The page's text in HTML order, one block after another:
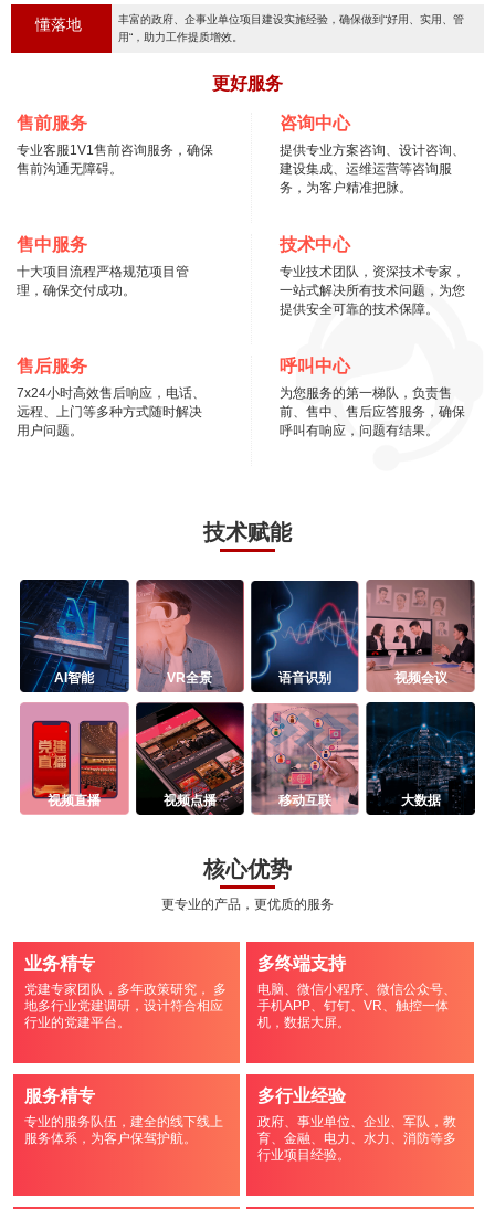
懂落地
丰富的政府、企事业单位项目建设实施经验，确保做到“好用、实用、管
用“，助力工作提质增效。
更好服务
售前服务
专业客服1V1售前咨询服务，确保
售前沟通无障碍。
咨询中心
提供专业方案咨询、设计咨询、
建设集成、运维运营等咨询服
务，为客户精准把脉。
售中服务
十大项目流程严格规范项目管
理，确保交付成功。
技术中心
专业技术团队，资深技术专家，
一站式解决所有技术问题，为您
提供安全可靠的技术保障。
售后服务
7x24小时高效售后响应，电话、
远程、上门等多种方式随时解决
用户问题。
呼叫中心
为您服务的第一梯队，负责售
前、售中、售后应答服务，确保
呼叫有响应，问题有结果。
技术赋能
AI智能 VR全景 语音识别 视频会议
视频直播 视频点播 移动互联 大数据
核心优势
更专业的产品，更优质的服务
业务精专
党建专家团队，多年政策研究， 多
地多行业党建调研，设计符合相应
行业的党建平台。
多终端支持
电脑、微信小程序、微信公众号、
手机APP、钉钉、VR、触控一体
机，数据大屏。
服务精专
专业的服务队伍，建全的线下线上
服务体系，为客户保驾护航。
多行业经验
政府、事业单位、企业、军队，教
育、金融、电力、水力、消防等多
行业项目经验。